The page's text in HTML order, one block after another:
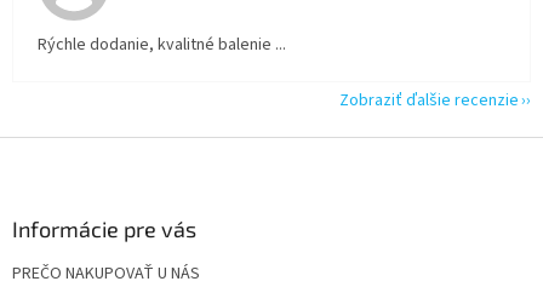
Rýchle dodanie, kvalitné balenie ...
Zobraziť ďalšie recenzie
Informácie pre vás
PREČO NAKUPOVAŤ U NÁS